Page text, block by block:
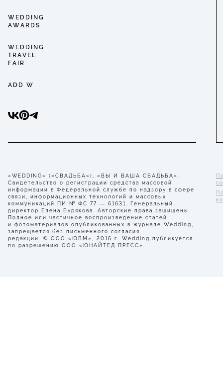
WEDDING
AWARDS
WEDDING
TRAVEL
FAIR
ADD W
«WEDDING» («СВАДЬБА»), «ВЫ И ВАША СВАДЬБА».
Свидетельство о регистрации средства массовой
информации в Федеральной службе по надзору в сфере
связи, информационных технологий и массовых
коммуникаций ПИ № ФС 77 — 61631. Генеральный
директор Елена Бурякова. Авторские права защищены.
Полное или частичное воспроизведение статей
и фотоматериалов опубликованных в журнале Wedding,
запрещается без письменного согласия
редакции. © ООО «ЮВМ», 2016 г. Wedding публикуется
по разрешению ООО «ЮНАЙТЕД ПРЕСС».